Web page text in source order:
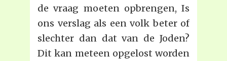
de vraag moeten opbrengen, Is
ons verslag als een volk beter of
slechter dan dat van de Joden?
Dit kan meteen opgelost worden